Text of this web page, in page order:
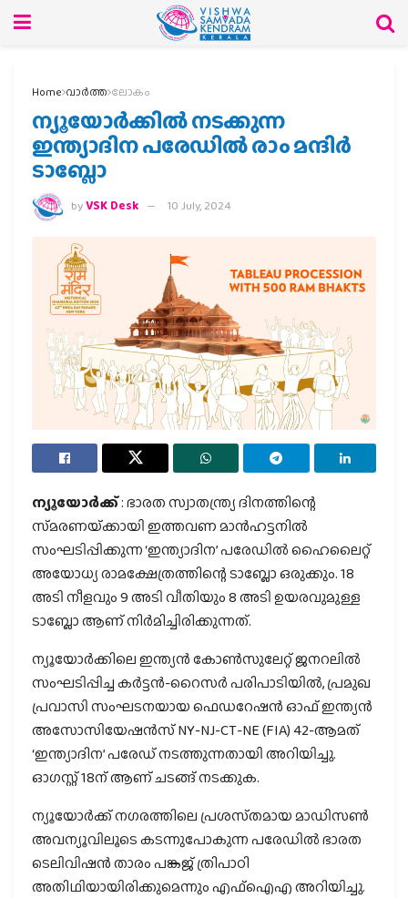
Home വാര്‍ത്ത ലോകം
ന്യൂയോര്‍ക്കിൽ നടക്കുന്ന
ഇന്ത്യാദിന പരേഡിൽ രാം മന്ദിർ
ടാബ്ലോ
byVSK Desk 10 July, 2024
ന്യൂയോർക്ക്: ഭാരത സ്വാതന്ത്ര്യ ദിനത്തിന്റെ
സ്‌മരണയ്‌ക്കായി ഇത്തവണ മാൻഹട്ടനില്‍
സംഘടിപ്പിക്കുന്ന ‘ഇന്ത്യാദിന’ പരേഡില്‍ ഹൈലൈറ്റ്
അയോധ്യ രാമക്ഷേത്രത്തിന്റെ ടാബ്ലോ ഒരുക്കും. 18
അടി നീളവും 9 അടി വീതിയും 8 അടി ഉയരവുമുള്ള
ടാബ്ലോ ആണ് നിര്‍മിച്ചിരിക്കുന്നത്.
ന്യൂയോർക്കിലെ ഇന്ത്യൻ കോൺസുലേറ്റ് ജനറലിൽ
സംഘടിപ്പിച്ച കർട്ടൻ-റൈസർ പരിപാടിയിൽ, പ്രമുഖ
പ്രവാസി സംഘടനയായ ഫെഡറേഷൻ ഓഫ് ഇന്ത്യൻ
അസോസിയേഷൻസ് NY-NJ-CT-NE (FIA) 42-ആമത്
‘ഇന്ത്യാദിന’ പരേഡ് നടത്തുന്നതായി അറിയിച്ചു.
ഓഗസ്റ്റ് 18ന് ആണ് ചടങ്ങ് നടക്കുക.
ന്യൂയോർക്ക് നഗരത്തിലെ പ്രശസ്‌തമായ മാഡിസൺ
അവന്യൂവിലൂടെ കടന്നുപോകുന്ന പരേഡിൽ ഭാരത
ടെലിവിഷന്‍ താരം പങ്കജ് ത്രിപാഠി
അതിഥിയായിരിക്കുമെന്നും എഫ്ഐഎ അറിയിച്ചു.